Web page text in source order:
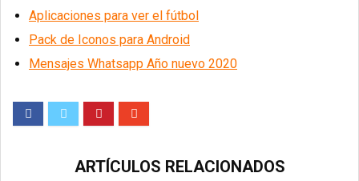
Aplicaciones para ver el fútbol
Pack de Iconos para Android
Mensajes Whatsapp Año nuevo 2020
ARTÍCULOS RELACIONADOS